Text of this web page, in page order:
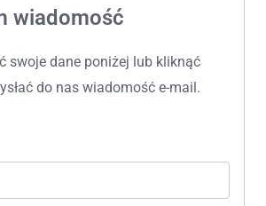
wiadomość
swoje dane poniżej lub kliknąć
do nas wiadomość e-mail.